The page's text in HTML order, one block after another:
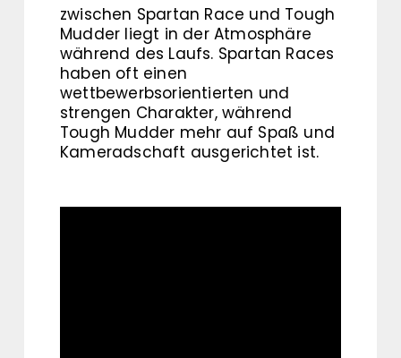
zwischen Spartan Race und Tough
Mudder liegt in der Atmosphäre
während des Laufs. Spartan Races
haben oft einen
wettbewerbsorientierten und
strengen Charakter, während
Tough Mudder mehr auf Spaß und
Kameradschaft ausgerichtet ist.